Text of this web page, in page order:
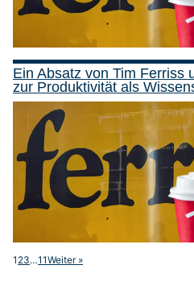
Ein Absatz von Tim Ferriss
zur Produktivität als
1 23…11Weiter »